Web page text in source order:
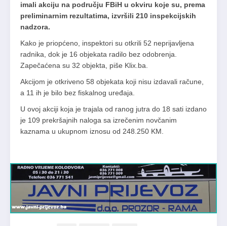
imali akciju na području FBiH u okviru koje su, prema
preliminarnim rezultatima, izvršili 210 inspekcijskih
nadzora.
Kako je priopćeno, inspektori su otkrili 52 neprijavljena
radnika, dok je 16 objekata radilo bez odobrenja.
Zapečaćena su 32 objekta, piše Klix.ba.
Akcijom je otkriveno 58 objekata koji nisu izdavali račune,
a 11 ih je bilo bez fiskalnog uređaja.
U ovoj akciji koja je trajala od ranog jutra do 18 sati izdano
je 109 prekršajnih naloga sa izrečenim novčanim
kaznama u ukupnom iznosu od 248.250 KM.